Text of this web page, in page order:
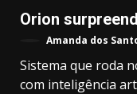
Orion
Amanda dos
Sistema que roda
com inteligência